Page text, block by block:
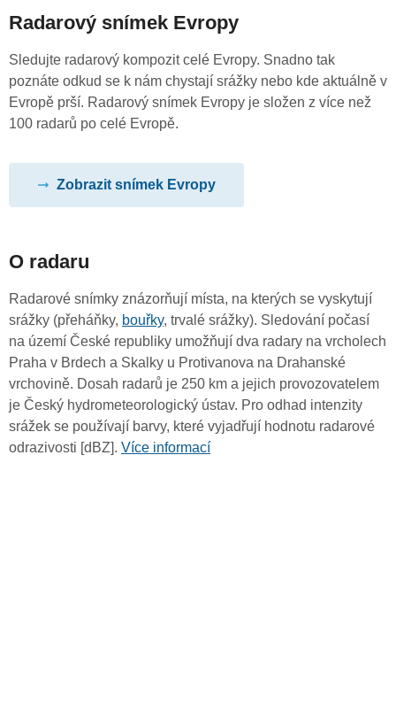
Radarový snímek Evropy
Sledujte radarový kompozit celé Evropy. Snadno tak
poznáte odkud se k nám chystají srážky nebo kde aktuálně v
Evropě prší. Radarový snímek Evropy je složen z více než
100 radarů po celé Evropě.
Zobrazit snímek Evropy
O radaru
Radarové snímky znázorňují místa, na kterých se vyskytují
srážky (přeháňky, bouřky, trvalé srážky). Sledování počasí
na území České republiky umožňují dva radary na vrcholech
Praha v Brdech a Skalky u Protivanova na Drahanské
vrchovině. Dosah radarů je 250 km a jejich provozovatelem
je Český hydrometeorologický ústav. Pro odhad intenzity
srážek se používají barvy, které vyjadřují hodnotu radarové
odrazivosti [dBZ]. Více informací